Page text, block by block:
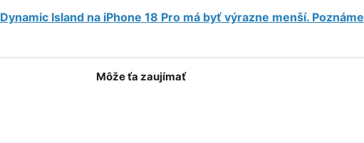
Dynamic Island na iPhone 18 Pro má byť výrazne menší. Poznáme
Môže ťa zaujímať